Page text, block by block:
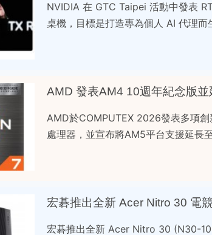
NVIDIA 在 GTC Taipei 活動中發表
桌機，目標是打造專為個人 AI 代理而
AMD 發表AM4 10週年紀念版
AMD於COMPUTEX 2026發表多項
處理器，並宣布將AM5平台支援延長
宏碁推出全新 Acer Nitro 30 (N30-